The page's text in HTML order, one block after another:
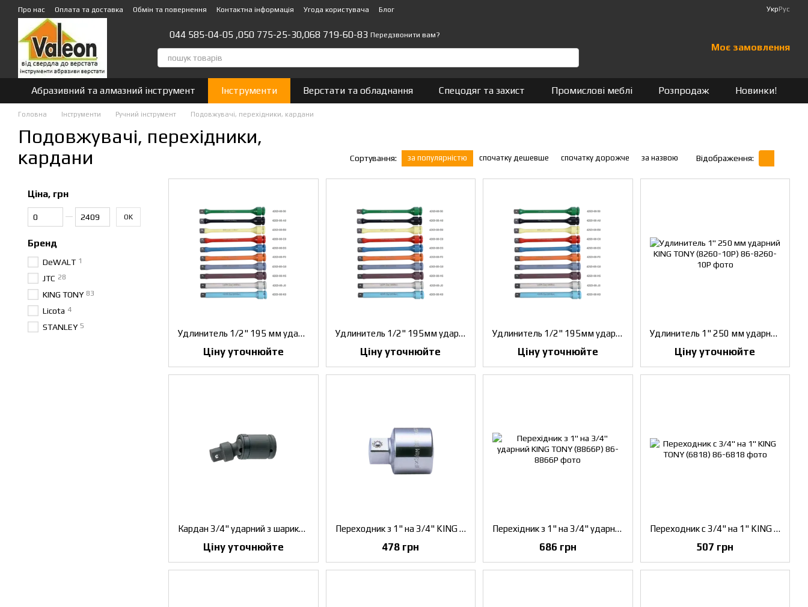
Перейти до основного контенту
Про нас Оплата та доставка Обмін та повернення Контактна інформація Угода користувача Блог УкрРус
044 585-04-05 ,050 775-25-30,068 719-60-83 Передзвонити вам?
Моє замовлення
Абразивний та алмазний інструмент Інструменти Верстати та обладнання Спецодяг та захист Промислові меблі Розпродаж Новинки!
Головна Інструменти Ручний інструмент Подовжувачі, перехідники, кардани
Подовжувачі, перехідники,
кардани
Сортування: за популярністю спочатку дешевше спочатку дорожче за назвою Відображення:
Удлинитель 1/2" 195 мм ударно-моментний на 100NM KING TONY (4269-08-A0)
Ціну уточнюйте
Удлинитель 1/2" 195мм ударно-моментний на 120NM KING TONY (4269-08-C0)
Ціну уточнюйте
Удлинитель 1/2" 195мм ударно-моментний на 135 НМ KING TONY (4269-08-D5)
Ціну уточнюйте
Удлинитель 1" 250 мм ударний KING TONY (8260-10P)
Ціну уточнюйте
Кардан 3/4" ударний з шариком KING TONY (6797P)
Ціну уточнюйте
Переходник з 1" на 3/4" KING TONY (8816)
478 грн
Перехідник з 1" на 3/4" ударний KING TONY (8866P)
686 грн
Переходник с 3/4" на 1" KING TONY (6818)
507 грн
Ціна, грн
OK
Бренд
DeWALT 1
JTC 28
KING TONY 83
Licota 4
STANLEY 5